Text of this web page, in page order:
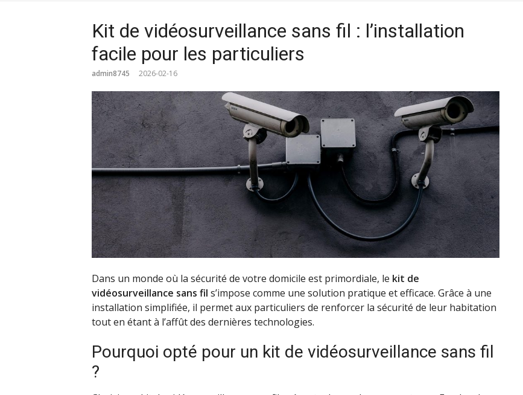
Kit de vidéosurveillance sans fil : l’installation
facile pour les particuliers
admin8745 2026-02-16
Dans un monde où la sécurité de votre domicile est primordiale, le kit de
vidéosurveillance sans fil s’impose comme une solution pratique et efficace. Grâce à une
installation simplifiée, il permet aux particuliers de renforcer la sécurité de leur habitation
tout en étant à l’affût des dernières technologies.
Pourquoi opté pour un kit de vidéosurveillance sans fil
?